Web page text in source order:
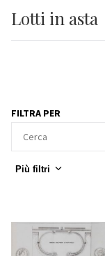
Lotti in asta
FILTRA PER
Più filtri